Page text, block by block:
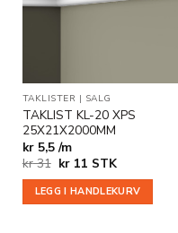
TAKLISTER | SALG
TAKLIST KL-20 XPS
25X21X2000MM
kr 5,5 /m
kr31 Opprinnelig
var:
kr 31.
kr11Nåværende
er:
kr 11.
STK
LEGG I HANDLEKURV